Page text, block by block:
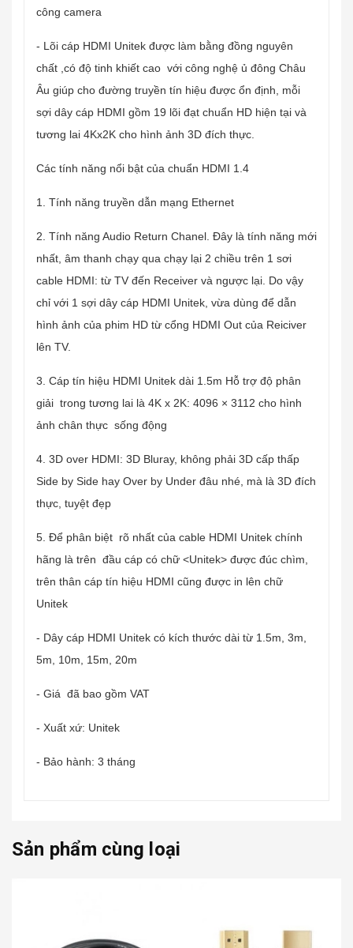
công camera
- Lõi cáp HDMI Unitek được làm bằng đồng nguyên
chất ,có độ tinh khiết cao với công nghệ ủ đông Châu
Âu giúp cho đường truyền tín hiệu được ổn định, mỗi
sợi dây cáp HDMI gồm 19 lõi đạt chuẩn HD hiện tại và
tương lai 4Kx2K cho hình ảnh 3D đích thực.
Các tính năng nổi bật của chuẩn HDMI 1.4
1. Tính năng truyền dẫn mạng Ethernet
2. Tính năng Audio Return Chanel. Đây là tính năng mới
nhất, âm thanh chạy qua chạy lại 2 chiều trên 1 sơi
cable HDMI: từ TV đến Receiver và ngược lại. Do vậy
chỉ với 1 sợi dây cáp HDMI Unitek, vừa dùng để dẫn
hình ảnh của phim HD từ cổng HDMI Out của Reiciver
lên TV.
3. Cáp tín hiệu HDMI Unitek dài 1.5m Hỗ trợ độ phân
giải trong tương lai là 4K x 2K: 4096 × 3112 cho hình
ảnh chân thực sống động
4. 3D over HDMI: 3D Bluray, không phải 3D cấp thấp
Side by Side hay Over by Under đâu nhé, mà là 3D đích
thực, tuyệt đẹp
5. Để phân biệt rõ nhất của cable HDMI Unitek chính
hãng là trên đầu cáp có chữ <Unitek> được đúc chìm,
trên thân cáp tín hiệu HDMI cũng được in lên chữ
Unitek
- Dây cáp HDMI Unitek có kích thước dài từ 1.5m, 3m,
5m, 10m, 15m, 20m
- Giá đã bao gồm VAT
- Xuất xứ: Unitek
- Bảo hành: 3 tháng
Sản phẩm cùng loại